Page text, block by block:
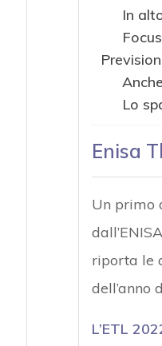
In
Lo
Enisa
Un primo
riporta le
dell’anno
L’ETL